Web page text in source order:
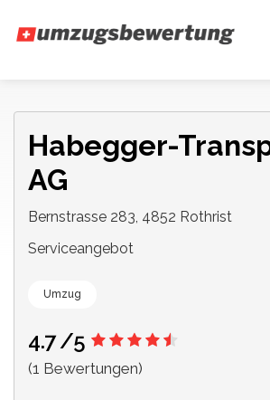
Habegger-
AG
Bernstrasse 283, 4852 Rothrist
Serviceangebot
Umzug
4.7/5
(1 Bewertungen)